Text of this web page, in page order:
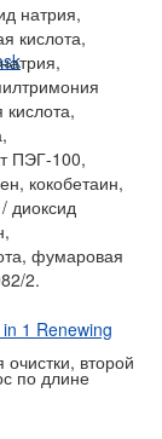
натрия,
кислота,
ПЭГ-100,
кокобетаин,
диоксид
фумаровая
2.
второй
1 Renewing
по длине